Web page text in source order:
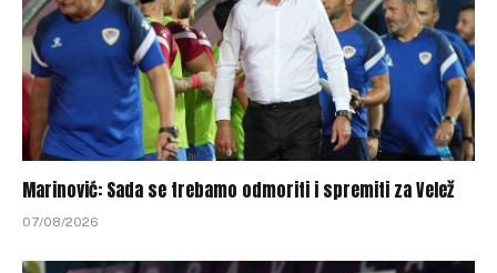
Marinović: Sada se trebamo odmoriti i spremiti za Velež
07/08/2026